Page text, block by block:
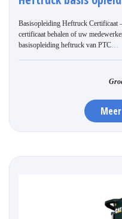
Basisopleiding Heftruck Certificaat
certificaat behalen of uw
basisopleiding heftruck van PTC…